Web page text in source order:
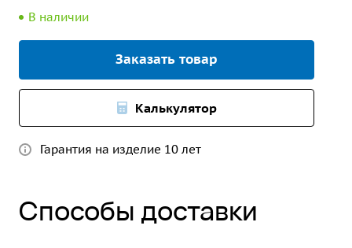
В наличии
Заказать товар
Калькулятор
Гарантия на изделие 10 лет
Способы доставки